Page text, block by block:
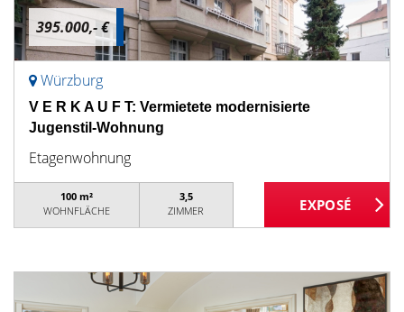
395.000,- €
Würzburg
V E R K A U F T: Vermietete modernisierte
Jugenstil-Wohnung
Etagenwohnung
100 m²
WOHNFLÄCHE
3,5
ZIMMER